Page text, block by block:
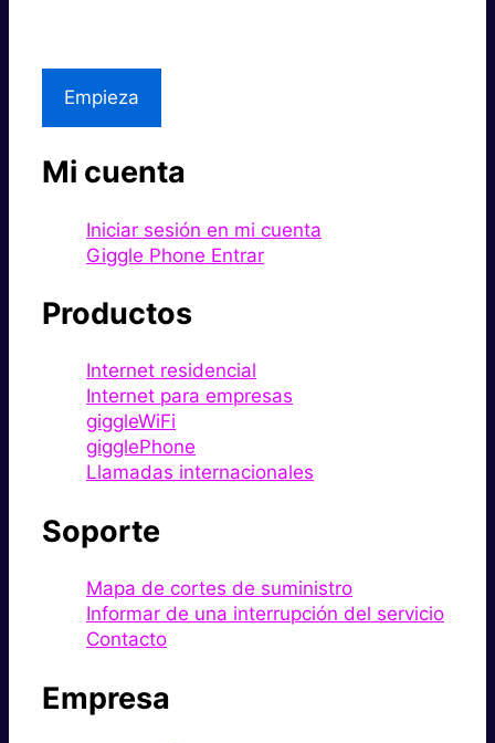
Empieza
Mi cuenta
Iniciar sesión en mi cuenta
Giggle Phone Entrar
Productos
Internet residencial
Internet para empresas
giggleWiFi
gigglePhone
Llamadas internacionales
Soporte
Mapa de cortes de suministro
Informar de una interrupción del servicio
Contacto
Empresa